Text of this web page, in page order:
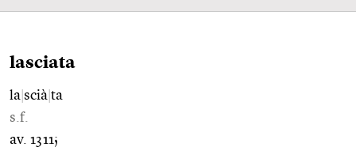
lasciata
la scià ta
s.f.
av. 1311;